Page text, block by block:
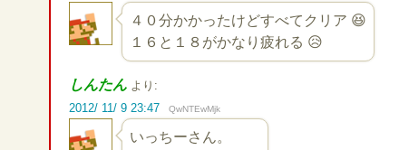
４０分かかったけどすべてクリア 😆
１６と１８がかなり疲れる 😥
しんたん より:
2012/ 11/ 9 23:47
QwNTEwMjk
いっちーさん。